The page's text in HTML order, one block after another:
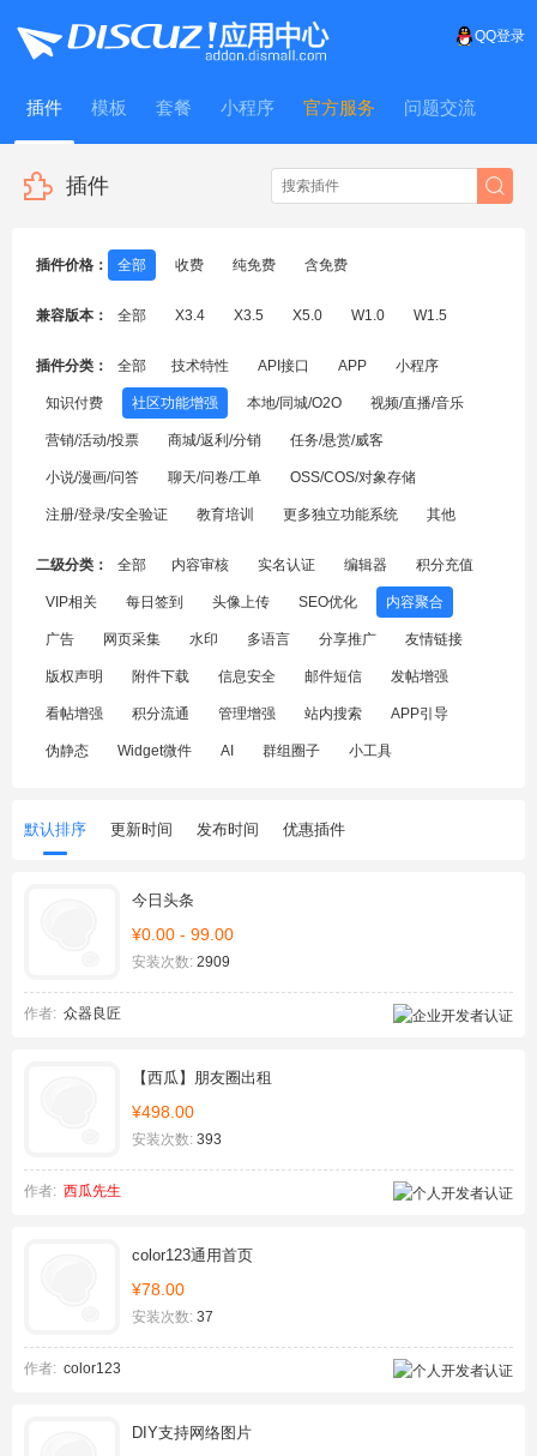
QQ登录
插件 模板 套餐 小程序 官方服务 问题交流
WitFrame
插件
插件价格： 全部 收费 纯免费 含免费
兼容版本： 全部 X3.4 X3.5 X5.0 W1.0 W1.5
插件分类： 全部 技术特性 API接口 APP 小程序
知识付费 社区功能增强 本地/同城/O2O 视频/直播/音乐
营销/活动/投票 商城/返利/分销 任务/悬赏/威客
小说/漫画/问答 聊天/问卷/工单 OSS/COS/对象存储
注册/登录/安全验证 教育培训 更多独立功能系统 其他
二级分类： 全部 内容审核 实名认证 编辑器 积分充值
VIP相关 每日签到 头像上传 SEO优化 内容聚合
广告 网页采集 水印 多语言 分享推广 友情链接
版权声明 附件下载 信息安全 邮件短信 发帖增强
看帖增强 积分流通 管理增强 站内搜索 APP引导
伪静态 Widget微件 AI 群组圈子 小工具
默认排序 更新时间 发布时间 优惠插件
今日头条
¥0.00 - 99.00
安装次数: 2909
作者: 众器良匠
【西瓜】朋友圈出租
¥498.00
安装次数: 393
作者: 西瓜先生
color123通用首页
¥78.00
安装次数: 37
作者: color123
DIY支持网络图片